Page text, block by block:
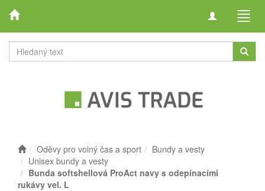
Toggle
Oděvy pro volný čas a sport
Bundy a vesty
Unisex bundy a vesty
Bunda softshellová ProAct navy s odepínacími
rukávy vel. L